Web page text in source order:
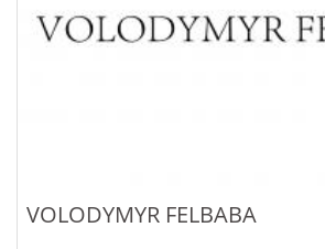
VOLODYMYR FELBABA